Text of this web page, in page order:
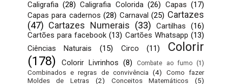
Caligrafia (28) Caligrafia Colorida (26) Capas (17)
Capas para cadernos (28) Carnaval (25) Cartazes
(47) Cartazes Numerais (33) Cartilhas
(16)
Cartões para facebook (13) Cartões Whatsapp (13)
Ciências Naturais
(15) Circo (11)
Colorir
(178)
Colorir Livrinhos (8) Combate ao fumo (1)
Combinados e regras de convivência (4)
Como fazer
Moldes de Letras
(2) Conceitos Matemáticos
(5)